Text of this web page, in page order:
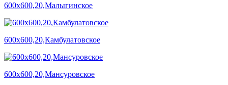
600х600,20,Малыгинское
600х600,20,Камбулатовское
600х600,20,Мансуровское